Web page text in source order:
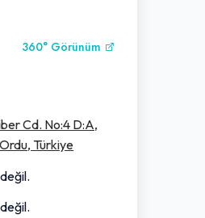
360° Görünüm
Cd. No:4 D:A,
Türkiye